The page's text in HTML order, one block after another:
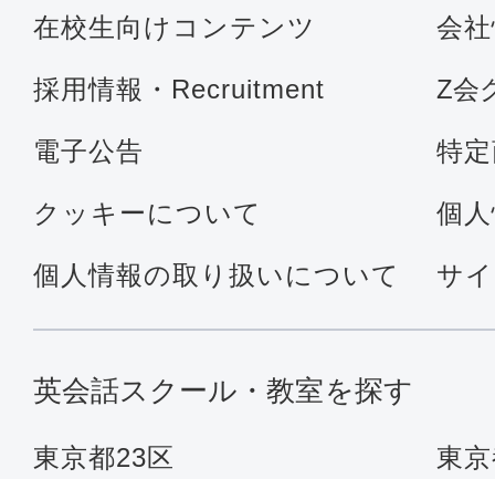
在校生向けコンテンツ 会
採用情報・Recruitment Z会
電子公告 特
クッキーについて 個
個人情報の取り扱いについて サ
英会話スクール・教室を探す
東京都23区 東